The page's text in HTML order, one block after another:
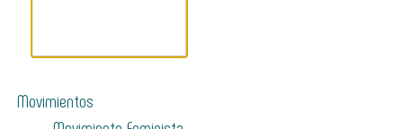
Movimientos